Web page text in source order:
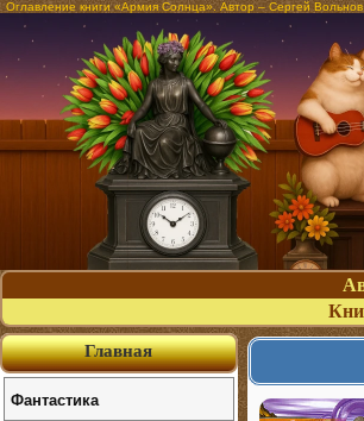
Оглавление книги «Армия Солнца». Автор – Сергей Вольнов
Главная
Фантастика